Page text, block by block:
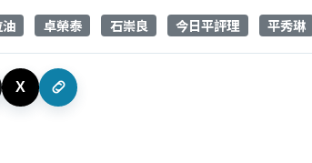
卓榮泰 石崇良 今日平評理 平秀琳
X